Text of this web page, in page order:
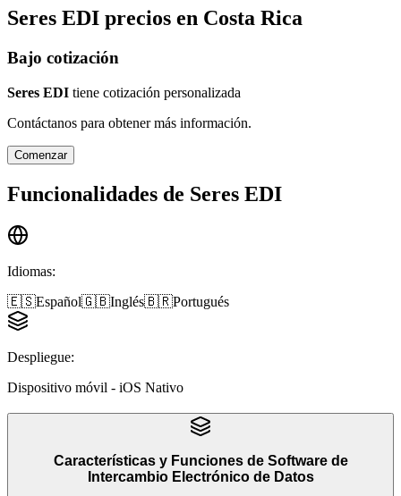
Seres EDI precios en Costa Rica
Bajo cotización
Seres EDI tiene cotización personalizada
Contáctanos para obtener más información.
Comenzar
Funcionalidades de Seres EDI
Idiomas:
🇪🇸Español🇬🇧Inglés🇧🇷Portugués
Despliegue:
Dispositivo móvil - iOS Nativo
Características y Funciones de Software de
Intercambio Electrónico de Datos